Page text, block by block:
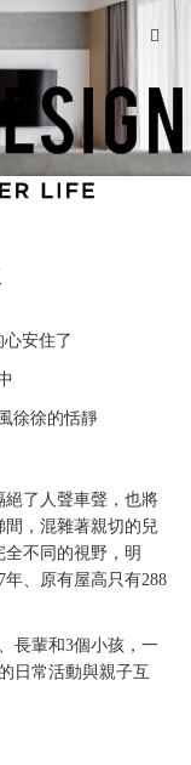
安住了
徐徐的恬靜
了人聲車聲，也將
，混雜著親切的兒
不同的視野，明
、原有屋高只有288
長輩和3個小孩，一
日常活動與親子互